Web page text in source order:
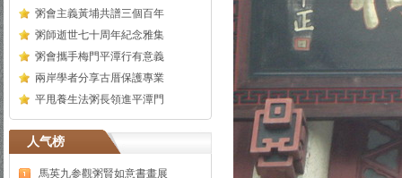
粥會主義黃埔共譜三個百年
粥師逝世七十周年紀念雅集
粥會攜手梅門平潭行有意義
兩岸學者分享古厝保護專業
平甩養生法粥長領進平潭門
人气榜
馬英九参觀粥賢如意書畫展